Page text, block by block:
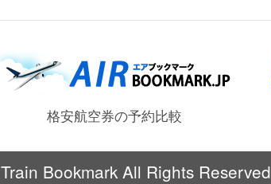
格安航空券の予約比較
Train Bookmark All Rights Reserved